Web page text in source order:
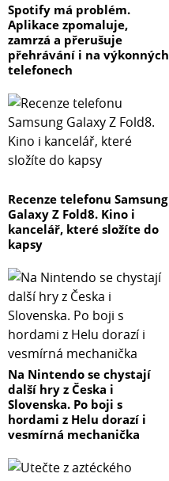
Spotify má problém.
Aplikace zpomaluje,
zamrzá a přerušuje
přehrávání i na výkonných
telefonech
Recenze telefonu Samsung
Galaxy Z Fold8. Kino i
kancelář, které složíte do
kapsy
Na Nintendo se chystají
další hry z Česka i
Slovenska. Po boji s
hordami z Helu dorazí i
vesmírná mechanička